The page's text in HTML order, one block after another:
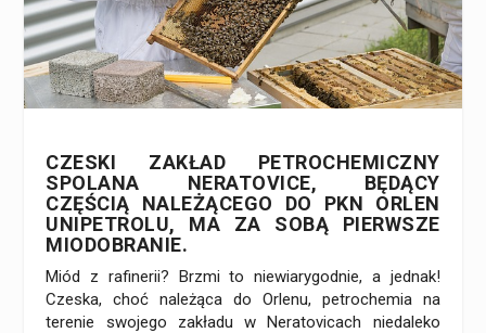
CZESKI ZAKŁAD PETROCHEMICZNY
SPOLANA NERATOVICE, BĘDĄCY
CZĘŚCIĄ NALEŻĄCEGO DO PKN ORLEN
UNIPETROLU, MA ZA SOBĄ PIERWSZE
MIODOBRANIE.
Miód z rafinerii? Brzmi to niewiarygodnie, a jednak!
Czeska, choć należąca do Orlenu, petrochemia na
terenie swojego zakładu w Neratovicach niedaleko